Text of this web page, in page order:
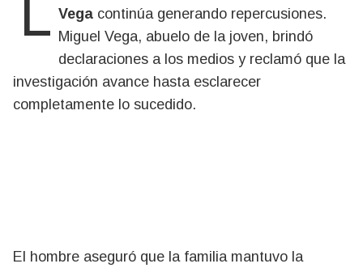
Vega continúa generando repercusiones.
Miguel Vega, abuelo de la joven, brindó
declaraciones a los medios y reclamó que la
investigación avance hasta esclarecer
completamente lo sucedido.
El hombre aseguró que la familia mantuvo la